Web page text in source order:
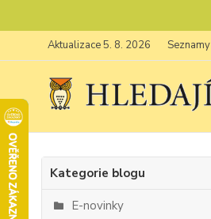
Aktualizace 5. 8. 2026 Seznamy
Kategorie blogu
E-novinky